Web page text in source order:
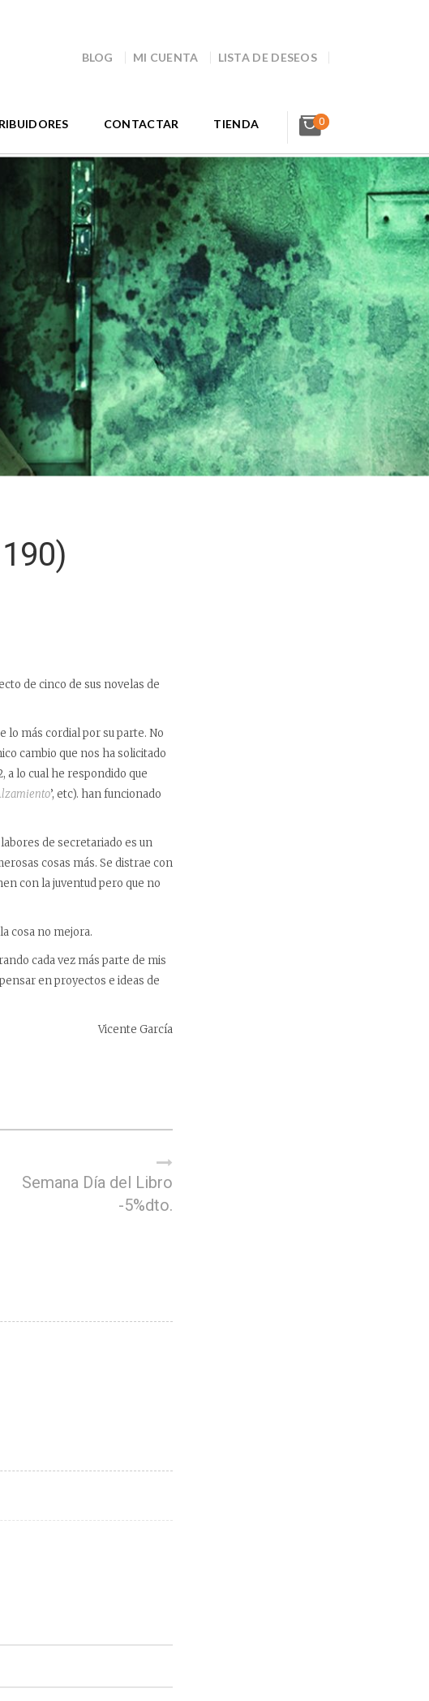
BLOG MI CUENTA LISTA DE DESEOS
CONTACTAR TIENDA 0
de cinco de sus novelas de
lo más cordial por su parte. No
cambio que nos ha solicitado
a lo cual he respondido que
’, etc). han funcionado
de secretariado es un
cosas más. Se distrae con
con la juventud pero que no
cosa no mejora.
cada vez más parte de mis
en proyectos e ideas de
Vicente García
Semana Día del Libro
-5%dto.